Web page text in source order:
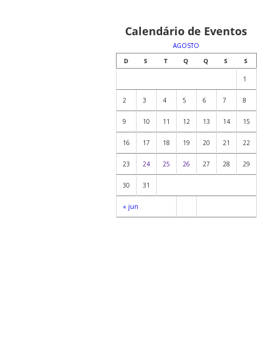
Calendário de Eventos
AGOSTO
D
S T Q Q S S
« jun
1
2 3 4 5 6 7 8
9 10 11 12 13 14 15
16 17 18 19 20 21 22
23 24 25 26 27 28 29
30 31